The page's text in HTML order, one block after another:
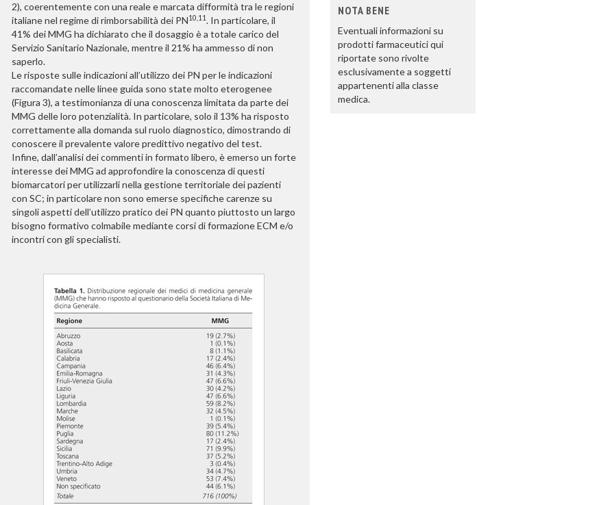
2), coerentemente con una reale e marcata difformità tra le regioni
italiane nel regime di rimborsabilità dei PN10,11. In particolare, il
41% dei MMG ha dichiarato che il dosaggio è a totale carico del
Servizio Sanitario Nazionale, mentre il 21% ha ammesso di non
saperlo.
Le risposte sulle indicazioni all’utilizzo dei PN per le indicazioni
raccomandate nelle linee guida sono state molto eterogenee
(Figura 3), a testimonianza di una conoscenza limitata da parte dei
MMG delle loro potenzialità. In particolare, solo il 13% ha risposto
correttamente alla domanda sul ruolo diagnostico, dimostrando di
conoscere il prevalente valore predittivo negativo del test.
Infine, dall’analisi dei commenti in formato libero, è emerso un forte
interesse dei MMG ad approfondire la conoscenza di questi
biomarcatori per utilizzarli nella gestione territoriale dei pazienti
con SC; in particolare non sono emerse specifiche carenze su
singoli aspetti dell’utilizzo pratico dei PN quanto piuttosto un largo
bisogno formativo colmabile mediante corsi di formazione ECM e/o
incontri con gli specialisti.
NOTA BENE
Eventuali informazioni su
prodotti farmaceutici qui
riportate sono rivolte
esclusivamente a soggetti
appartenenti alla classe
medica.